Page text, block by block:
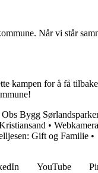
Når vi står
kampen for å få
Obs Bygg
•
Gift og Familie •
YouTube